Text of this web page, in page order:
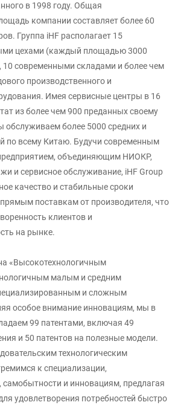
в 1998 году. Общая
компании составляет более 60
Группа iHF располагает 15
цехами (каждый площадью 3000
10 современными складами и более чем
производственного и
Имея сервисные центры в 16
из более чем 900 преданных своему
обслуживаем более 5000 средних и
по всему Китаю. Будучи современным
объединяющим НИОКР,
и сервисное обслуживание, iHF Group
качество и стабильные сроки
поставкам от производителя, что
клиентов и
на рынке.
«Высокотехнологичным
малым и средним
и сложным
особое внимание инновациям, мы в
99 патентами, включая 49
и 50 патентов на полезные модели.
технологическим
к специализации,
и инновациям, предлагая
удовлетворения потребностей быстро